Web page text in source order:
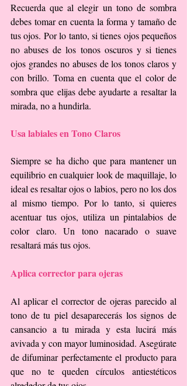
Recuerda que al elegir un tono de sombra
debes tomar en cuenta la forma y tamaño de
tus ojos. Por lo tanto, si tienes ojos pequeños
no abuses de los tonos oscuros y si tienes
ojos grandes no abuses de los tonos claros y
con brillo. Toma en cuenta que el color de
sombra que elijas debe ayudarte a resaltar la
mirada, no a hundirla.
Usa labiales en Tono Claros
Siempre se ha dicho que para mantener un
equilibrio en cualquier look de maquillaje, lo
ideal es resaltar ojos o labios, pero no los dos
al mismo tiempo. Por lo tanto, si quieres
acentuar tus ojos, utiliza un pintalabios de
color claro. Un tono nacarado o suave
resaltará más tus ojos.
Aplica corrector para ojeras
Al aplicar el corrector de ojeras parecido al
tono de tu piel desaparecerás los signos de
cansancio a tu mirada y esta lucirá más
avivada y con mayor luminosidad. Asegúrate
de difuminar perfectamente el producto para
que no te queden círculos antiestéticos